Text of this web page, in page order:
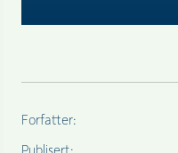
Forfatter:
Publisert: